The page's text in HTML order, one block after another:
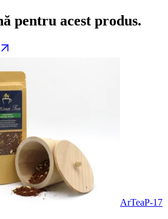
pentru acest produs.
ArTeaP-17